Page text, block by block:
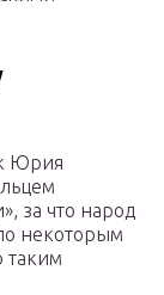
Юрия
за что народ
некоторым
таким